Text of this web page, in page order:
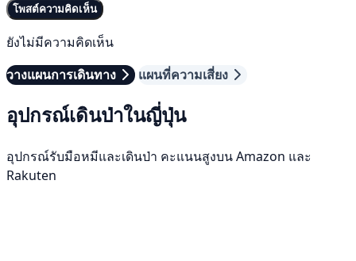
โพสต์ความคิดเห็น
ยังไม่มีความคิดเห็น
วางแผนการเดินทาง
แผนที่ความเสี่ยง
อุปกรณ์เดินป่าในญี่ปุ่น
อุปกรณ์รับมือหมีและเดินป่า คะแนนสูงบน Amazon และ
Rakuten